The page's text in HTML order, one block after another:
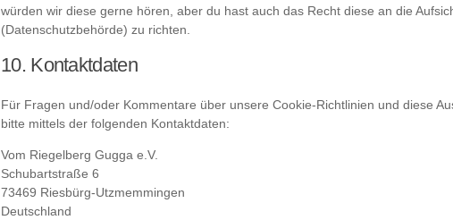
würden wir diese gerne hören, aber du hast auch das Recht diese an die
(Datenschutzbehörde) zu richten.
10. Kontaktdaten
Für Fragen und/oder Kommentare über unsere Cookie-Richtlinien und diese
bitte mittels der folgenden Kontaktdaten:
Vom Riegelberg Gugga e.V.
Schubartstraße 6
73469 Riesbürg-Utzmemmingen
Deutschland